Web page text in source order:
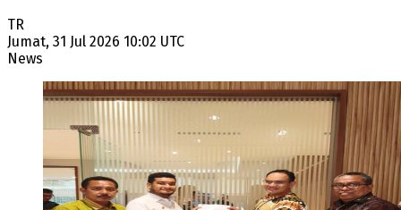
TR
Jumat, 31 Jul 2026 10:02 UTC
News